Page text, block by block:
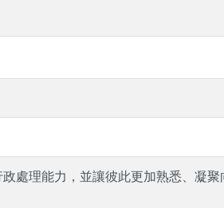
處理能力，並讓彼此更加熟悉、凝